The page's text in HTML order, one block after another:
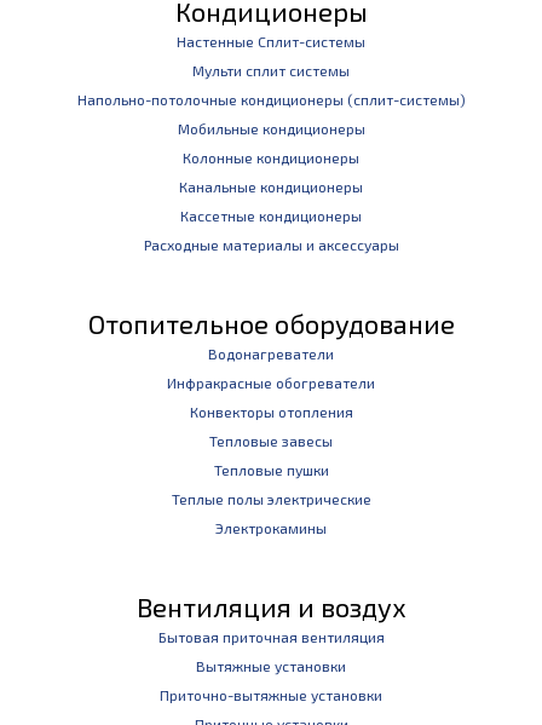
Кондиционеры
Настенные Сплит-системы
Мульти сплит системы
Напольно-потолочные кондиционеры (сплит-системы)
Мобильные кондиционеры
Колонные кондиционеры
Канальные кондиционеры
Кассетные кондиционеры
Расходные материалы и аксессуары
Отопительное оборудование
Водонагреватели
Инфракрасные обогреватели
Конвекторы отопления
Тепловые завесы
Тепловые пушки
Теплые полы электрические
Электрокамины
Вентиляция и воздух
Бытовая приточная вентиляция
Вытяжные установки
Приточно-вытяжные установки